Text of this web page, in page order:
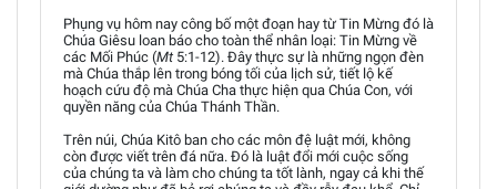
Phụng vụ hôm nay công bố một đoạn hay từ Tin Mừng đó là
Chúa Giêsu loan báo cho toàn thể nhân loại: Tin Mừng về
các Mối Phúc (Mt 5:1-12). Đây thực sự là những ngọn đèn
mà Chúa thắp lên trong bóng tối của lịch sử, tiết lộ kế
hoạch cứu độ mà Chúa Cha thực hiện qua Chúa Con, với
quyền năng của Chúa Thánh Thần.
Trên núi, Chúa Kitô ban cho các môn đệ luật mới, không
còn được viết trên đá nữa. Đó là luật đổi mới cuộc sống
của chúng ta và làm cho chúng ta tốt lành, ngay cả khi thế